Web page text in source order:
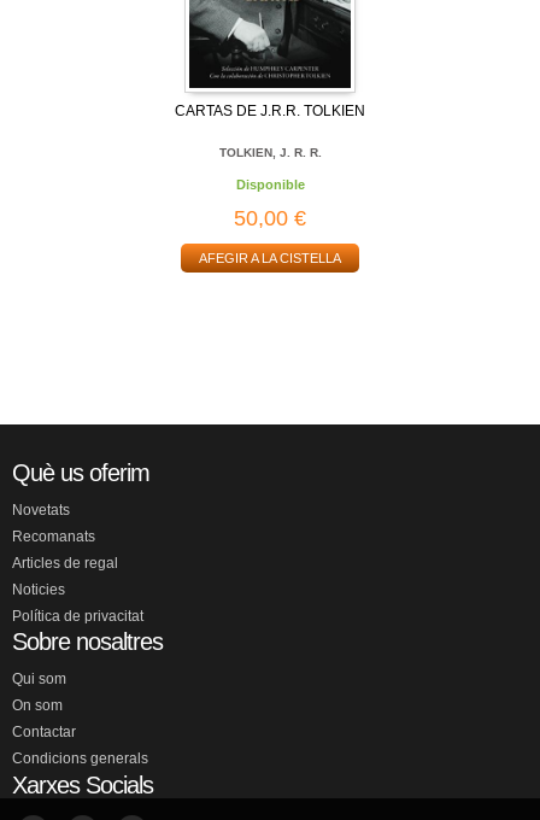
CARTAS DE J.R.R. TOLKIEN
TOLKIEN, J. R. R.
Disponible
50,00 €
AFEGIR A LA CISTELLA
Què us oferim
Novetats
Recomanats
Articles de regal
Noticies
Política de privacitat
Sobre nosaltres
Qui som
On som
Contactar
Condicions generals
Xarxes Socials